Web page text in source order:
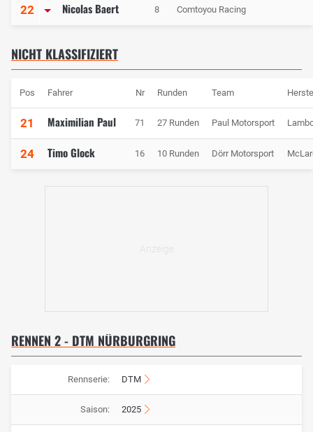
22 Nicolas Baert 8 Comtoyou Racing
NICHT KLASSIFIZIERT
Pos Fahrer Nr Runden Team
21 Maximilian Paul 71 27 Runden Paul Motorsport
24 Timo Glock 16 10 Runden Dörr Motorsport
RENNEN 2 - DTM NÜRBURGRING
Rennserie: DTM
Saison: 2025